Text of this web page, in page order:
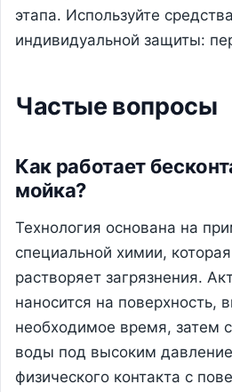
этапа. Используйте средства
индивидуальной защиты:
Частые вопросы
Как работает
мойка?
Технология основана на
специальной химии,
растворяет загрязнения.
наносится на поверхность,
необходимое время, затем
воды под высоким
физического контакта с